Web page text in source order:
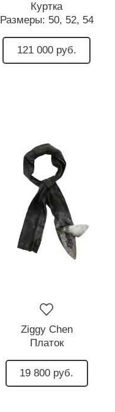
Куртка
Размеры: 50, 52, 54
121 000 руб.
Ziggy Chen
Платок
19 800 руб.